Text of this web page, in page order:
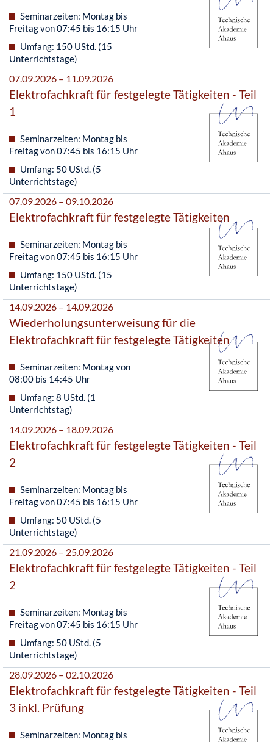
Seminarzeiten: Montag bis
Freitag von 07:45 bis 16:15 Uhr
Umfang: 150 UStd. (15
Unterrichtstage)
07.09.2026 – 11.09.2026
Elektrofachkraft für festgelegte Tätigkeiten - Teil
1
Seminarzeiten: Montag bis
Freitag von 07:45 bis 16:15 Uhr
Umfang: 50 UStd. (5
Unterrichtstage)
07.09.2026 – 09.10.2026
Elektrofachkraft für festgelegte Tätigkeiten
Seminarzeiten: Montag bis
Freitag von 07:45 bis 16:15 Uhr
Umfang: 150 UStd. (15
Unterrichtstage)
14.09.2026 – 14.09.2026
Wiederholungsunterweisung für die
Elektrofachkraft für festgelegte Tätigkeiten
Seminarzeiten: Montag von
08:00 bis 14:45 Uhr
Umfang: 8 UStd. (1
Unterrichtstag)
14.09.2026 – 18.09.2026
Elektrofachkraft für festgelegte Tätigkeiten - Teil
2
Seminarzeiten: Montag bis
Freitag von 07:45 bis 16:15 Uhr
Umfang: 50 UStd. (5
Unterrichtstage)
21.09.2026 – 25.09.2026
Elektrofachkraft für festgelegte Tätigkeiten - Teil
2
Seminarzeiten: Montag bis
Freitag von 07:45 bis 16:15 Uhr
Umfang: 50 UStd. (5
Unterrichtstage)
28.09.2026 – 02.10.2026
Elektrofachkraft für festgelegte Tätigkeiten - Teil
3 inkl. Prüfung
Seminarzeiten: Montag bis